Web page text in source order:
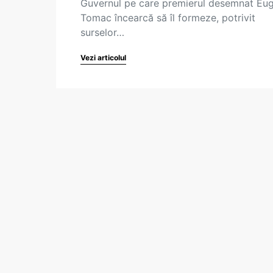
Guvernul pe care premierul desemnat
Tomac încearcă să îl formeze, potrivit
surselor…
Vezi articolul